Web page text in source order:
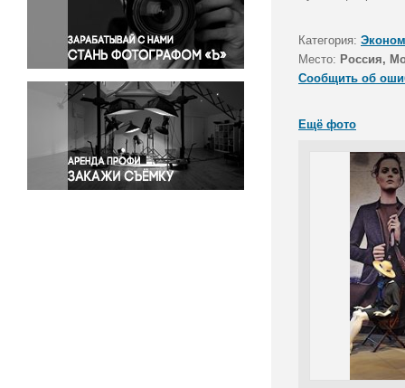
Правосудие
Происшествия и конфликты
Религия
Светская жизнь
Спорт
Экология
Экономика и бизнес
Категория:
Место: Россия,
Сообщить об
Ещё фото